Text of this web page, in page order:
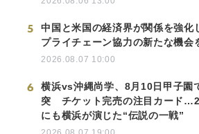
5
中国と米国の経済界が関係を強化
プライチェーン協力の新たな機会
2026.08.07 10:00
6
横浜vs沖縄尚学、8月10日甲子園
突 チケット完売の注目カード
にも横浜が演じた“伝説の一戦”